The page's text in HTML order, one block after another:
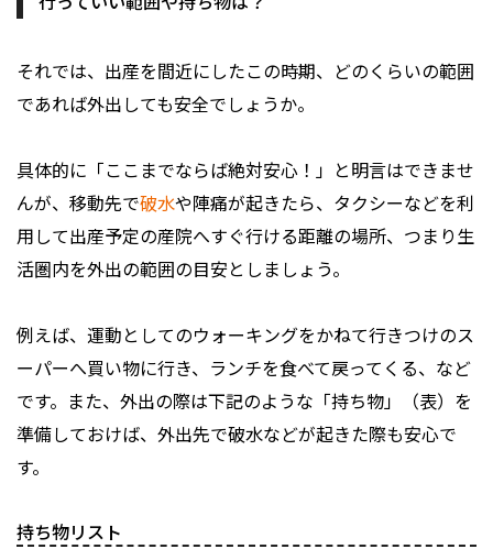
それでは、出産を間近にしたこの時期、どのくらいの範囲
であれば外出しても安全でしょうか。
具体的に「ここまでならば絶対安心！」と明言はできませ
んが、移動先で破水や陣痛が起きたら、タクシーなどを利
用して出産予定の産院へすぐ行ける距離の場所、つまり生
活圏内を外出の範囲の目安としましょう。
例えば、運動としてのウォーキングをかねて行きつけのス
ーパーへ買い物に行き、ランチを食べて戻ってくる、など
です。また、外出の際は下記のような「持ち物」（表）を
準備しておけば、外出先で破水などが起きた際も安心で
す。
持ち物リスト